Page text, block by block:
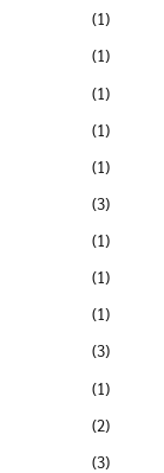
(1)
(1)
(1)
(1)
(1)
(3)
(1)
(1)
(1)
(3)
(1)
(2)
(3)